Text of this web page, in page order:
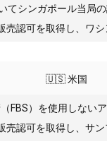
てシンガポール当局
認可を取得し、ワシ
🇺🇸 米国
FBS）を使用しない
売認可を取得し、サ